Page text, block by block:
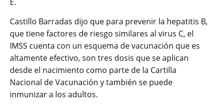
Castillo Barradas dijo que para prevenir la hepatitis B,
que tiene factores de riesgo similares al virus C, el
IMSS cuenta con un esquema de vacunación que es
altamente efectivo, son tres dosis que se aplican
desde el nacimiento como parte de la Cartilla
Nacional de Vacunación y también se puede
inmunizar a los adultos.